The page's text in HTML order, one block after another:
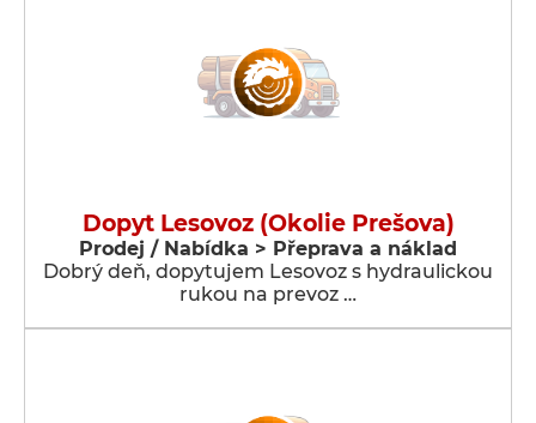
Dopyt Lesovoz (Okolie Prešova)
Prodej / Nabídka > Přeprava a náklad
Dobrý deň, dopytujem Lesovoz s hydraulickou
rukou na prevoz …